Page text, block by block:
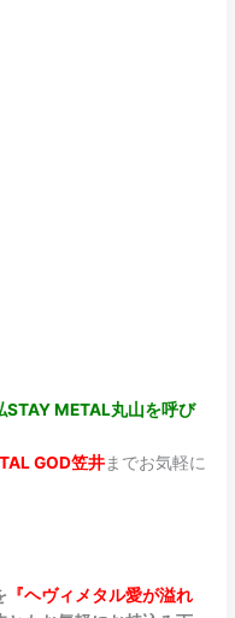
METAL丸山を呼び
GOD笠井までお気軽に
『ヘヴィメタル愛が溢れ